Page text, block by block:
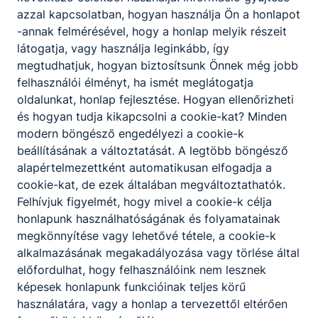
Fürstenfelder
Gertrúd
Oktató
-
510-670
Osztályfőnök:
Fogadó óra:
Kedd - 4.óra
Göncz Andrea
Oktató
-
511-285
Osztályfőnök:
Fogadó óra:
Csütörtök - 4. óra
azzal kapcsolatban, hogyan használja Ön a honlapot
-annak felmérésével, hogy a honlap melyik részeit
látogatja, vagy használja leginkább, így
megtudhatjuk, hogyan biztosítsunk Önnek még jobb
felhasználói élményt, ha ismét meglátogatja
oldalunkat, honlap fejlesztése. Hogyan ellenőrizheti
és hogyan tudja kikapcsolni a cookie-kat? Minden
modern böngésző engedélyezi a cookie-k
beállításának a változtatását. A legtöbb böngésző
alapértelmezettként automatikusan elfogadja a
cookie-kat, de ezek általában megváltoztathatók.
Felhívjuk figyelmét, hogy mivel a cookie-k célja
honlapunk használhatóságának és folyamatainak
megkönnyítése vagy lehetővé tétele, a cookie-k
alkalmazásának megakadályozása vagy törlése által
előfordulhat, hogy felhasználóink nem lesznek
képesek honlapunk funkcióinak teljes körű
használatára, vagy a honlap a tervezettől eltérően